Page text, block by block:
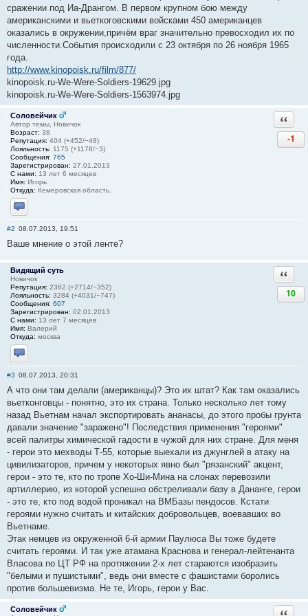
сражении под Иа-Дрангом. В первом крупном бою между
американскими и вьеткоговскими войсками 450 американцев
оказались в окружении,причём враг значительно превосходил их по
численности.События происходили с 23 октября по 26 ноября 1965
года.
http://www.kinopoisk.ru/film/877/
kinopoisk.ru-We-Were-Soldiers-19629.jpg
kinopoisk.ru-We-Were-Soldiers-1563974.jpg
Соловейчик
Автор темы, Новичок
Возраст: 38
Репутация: 404 (+452/−48)
Лояльность: 1175 (+1178/−3)
Сообщения: 765
Зарегистрирован: 27.01.2013
С нами: 13 лет 6 месяцев
Имя: Игорь
Откуда: Кемеровская область.
Отправить личное сообщение
-1
#2 08.07.2013, 19:51
Ваше мнение о этой ленте?
Видящий суть
Новичок
Репутация: 2362 (+2714/−352)
Лояльность: 3284 (+4031/−747)
Сообщения: 607
Зарегистрирован: 02.01.2013
С нами: 13 лет 7 месяцев
Имя: Валерий
Откуда: москва
Отправить личное сообщение
10
#3 08.07.2013, 20:31
А что они там делали (американцы)? Это их штат? Как там оказались
вьетконговцы - понятно, это их страна. Только несколько лет тому
назад Вьетнам начал экспортировать ананасы, до этого пробы грунта
давали значение "заражено"! Последствия применения "героями"
всей палитры химической гадости в чужой для них стране. Для меня
- герои это мехводы Т-55, которые выехали из джунглей в атаку на
цивилизаторов, причем у некоторых явно был "рязанский" акцент,
герои - это те, кто по тропе Хо-Ши-Мина на слонах перевозили
артиллерию, из которой успешно обстреливали базу в Дананге, герои
- это те, кто под водой проникал на ВМБазы пендосов. Кстати
героями нужно считать и китайских добровольцев, воевавших во
Вьетнаме.
Этак немцев из окруженной 6-й армии Паулюса Вы тоже будете
считать героями. И так уже атамана Краснова и генерал-лейтенанта
Власова по ЦТ РФ на протяжении 2-х лет стараются изобразить
"белыми и пушистыми", ведь они вместе с фашистами боролись
против большевизма. Не те, Игорь, герои у Вас.
Соловейчик